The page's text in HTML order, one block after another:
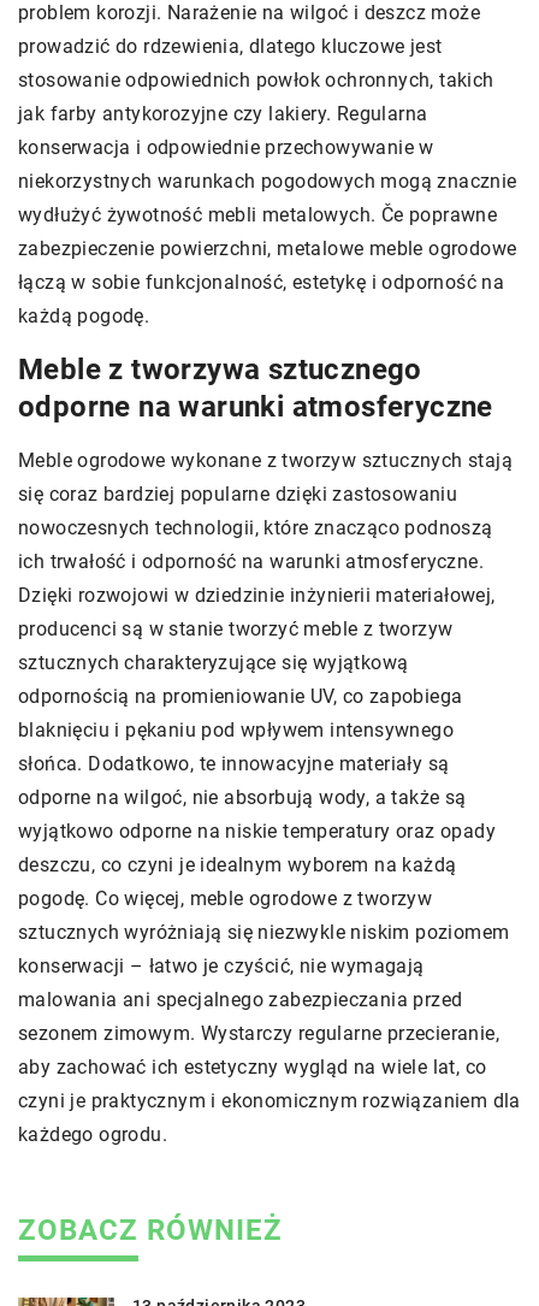
problem korozji. Narażenie na wilgoć i deszcz może
prowadzić do rdzewienia, dlatego kluczowe jest
stosowanie odpowiednich powłok ochronnych, takich
jak farby antykorozyjne czy lakiery. Regularna
konserwacja i odpowiednie przechowywanie w
niekorzystnych warunkach pogodowych mogą znacznie
wydłużyć żywotność mebli metalowych. Če poprawne
zabezpieczenie powierzchni, metalowe meble ogrodowe
łączą w sobie funkcjonalność, estetykę i odporność na
każdą pogodę.
Meble z tworzywa sztucznego
odporne na warunki atmosferyczne
Meble ogrodowe wykonane z tworzyw sztucznych stają
się coraz bardziej popularne dzięki zastosowaniu
nowoczesnych technologii, które znacząco podnoszą
ich trwałość i odporność na warunki atmosferyczne.
Dzięki rozwojowi w dziedzinie inżynierii materiałowej,
producenci są w stanie tworzyć meble z tworzyw
sztucznych charakteryzujące się wyjątkową
odpornością na promieniowanie UV, co zapobiega
blaknięciu i pękaniu pod wpływem intensywnego
słońca. Dodatkowo, te innowacyjne materiały są
odporne na wilgoć, nie absorbują wody, a także są
wyjątkowo odporne na niskie temperatury oraz opady
deszczu, co czyni je idealnym wyborem na każdą
pogodę. Co więcej, meble ogrodowe z tworzyw
sztucznych wyróżniają się niezwykle niskim poziomem
konserwacji – łatwo je czyścić, nie wymagają
malowania ani specjalnego zabezpieczania przed
sezonem zimowym. Wystarczy regularne przecieranie,
aby zachować ich estetyczny wygląd na wiele lat, co
czyni je praktycznym i ekonomicznym rozwiązaniem dla
każdego ogrodu.
ZOBACZ RÓWNIEŻ